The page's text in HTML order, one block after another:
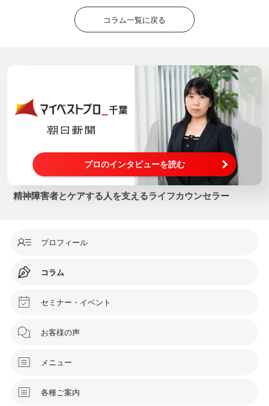
コラム一覧に戻る
プロのインタビューを読む
精神障害者とケアする人を支えるライフカウンセラー
プロフィール
コラム
セミナー・イベント
お客様の声
メニュー
各種ご案内